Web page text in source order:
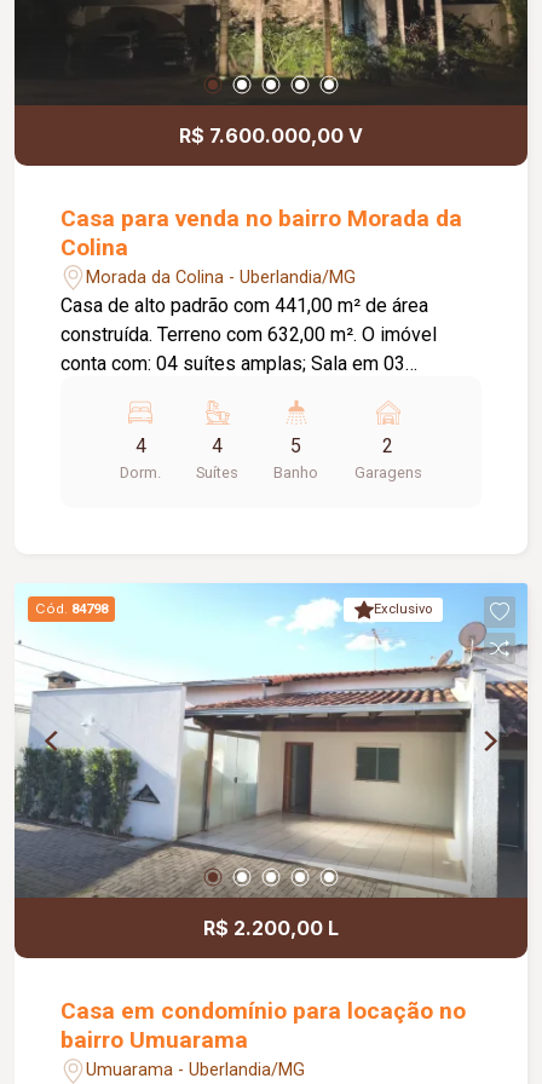
R$ 7.600.000,00 V
Casa para venda no bairro Morada da
Colina
Morada da Colina - Uberlandia/MG
Casa de alto padrão com 441,00 m² de área
construída. Terreno com 632,00 m². O imóvel
conta com: 04 suítes amplas; Sala em 03
de serviço; Escritório; Área gourmet com telão,
toldos e churrasqueira automatizados; Piscina
com trocador de calor; 02 vagas de garagem;
projetados para oferecer conforto, tecnologia e
funcionalidade em cada detalhe. Informações
complementares: Venda na modalidade porteira
fechada, incluindo todos os móveis e
eletrodomésticos, proporcionando praticidade
para quem deseja um imóvel pronto para morar.
4
Dorm.
4
Suítes
5
Banho
2
Garagens
Exclusivo
Cód. 84798
R$ 2.200,00 L
Casa em condomínio para locação no
bairro Umuarama
Umuarama - Uberlandia/MG